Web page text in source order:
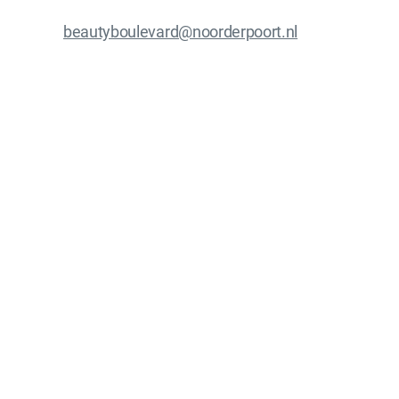
beautyboulevard@noorderpoort.nl